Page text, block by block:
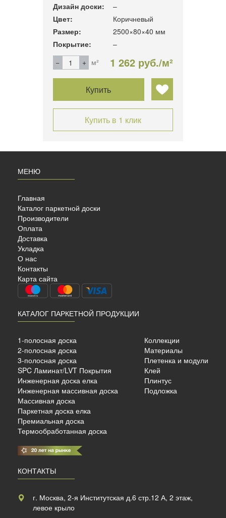
Дизайн доски:
–
Цвет:
Коричневый
Размер:
2500×80×40 мм
Покрытие:
–
м²
1 262 руб./м²
Купить
Купить в 1 клик
м²
МЕНЮ
Главная
Каталог паркетной доски
Производители
Оплата
Доставка
Укладка
О нас
Контакты
Карта сайта
КАТАЛОГ ПАРКЕТНОЙ ПРОДУКЦИИ
1-полосная доска
2-полосная доска
3-полосная доска
SPC Ламинат/LVT Покрытия
Инженерная доска елка
Инженерная массивная доска
Массивная доска
Паркетная доска елка
Премиальная доска
Термообработанная доска
Коллекции
Материалы
Плетенка и модули
Клей
Плинтус
Подложка
КОНТАКТЫ
г. Москва, 2-я Институтская д.6 стр.12 А, 2 этаж,
левое крыло